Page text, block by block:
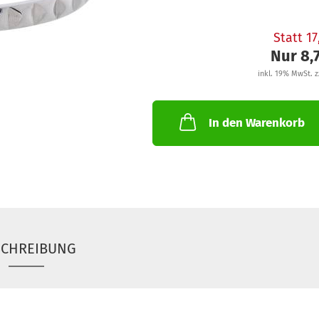
Statt
Nur
inkl. 19% MwSt.
In den Warenkorb